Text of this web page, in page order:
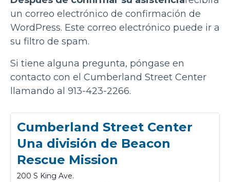
un correo electrónico de confirmación de
WordPress. Este correo electrónico puede ir a
su filtro de spam.
Si tiene alguna pregunta, póngase en
contacto con el Cumberland Street Center
llamando al 913-423-2266.
Cumberland Street Center
Una división de Beacon
Rescue Mission
200 S King Ave.